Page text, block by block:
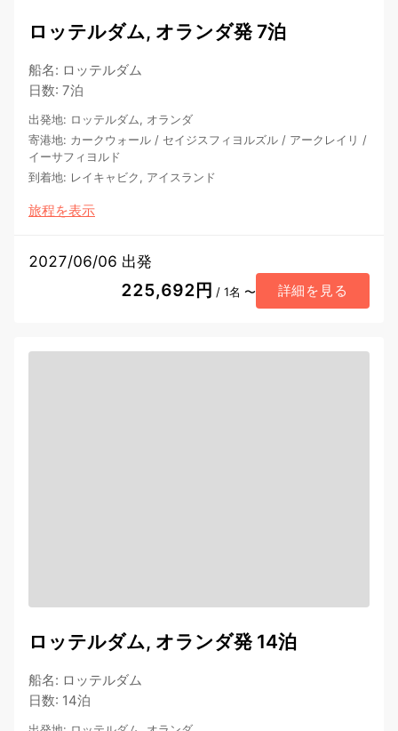
ロッテルダム, オランダ発 7泊
船名: ロッテルダム
日数: 7泊
出発地: ロッテルダム, オランダ
寄港地: カークウォール / セイジスフィヨルズル / アークレイリ /
イーサフィヨルド
到着地: レイキャビク, アイスランド
旅程を表示
2027/06/06 出発
225,692円 / 1名 〜 詳細を見る
ロッテルダム, オランダ発 14泊
船名: ロッテルダム
日数: 14泊